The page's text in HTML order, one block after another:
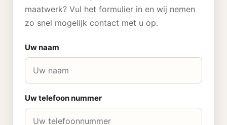
maatwerk? Vul het formulier in en wij nemen
zo snel mogelijk contact met u op.
Uw naam
Uw telefoon nummer